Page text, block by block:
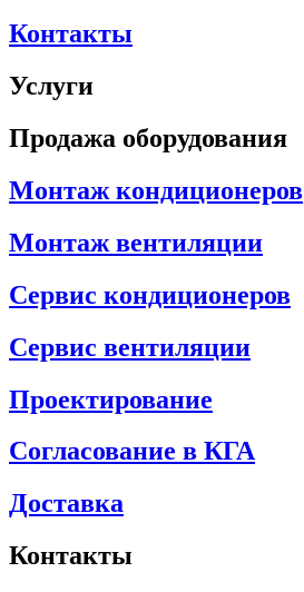
Контакты
Услуги
Продажа оборудования
Монтаж кондиционеров
Монтаж вентиляции
Сервис кондиционеров
Сервис вентиляции
Проектирование
Согласование в КГА
Доставка
Контакты